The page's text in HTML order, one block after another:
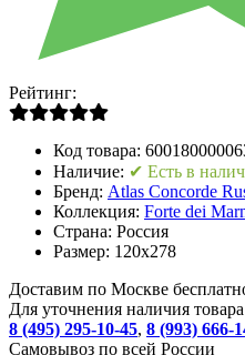
Рейтинг:
Код товара:
Наличие: ✔ Есть в
Бренд: Atlas Concorde
Коллекция: Forte dei
Страна: Россия
Размер: 120x278
Доставим по Москве
Для уточнения наличия
8 (495) 295-10-45, 8 (993) 666-
Cамовывоз по всей России